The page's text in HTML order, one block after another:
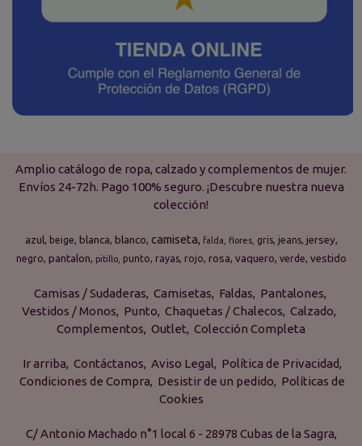
Amplio catálogo de ropa, calzado y complementos de mujer.
Envíos 24-72h. Pago 100% seguro. ¡Descubre nuestra nueva
colección!
azul beige blanca blanco camiseta falda flores gris jeans jersey
negro pantalon pitillo punto rayas rojo rosa vaquero verde vestido
Camisas / Sudaderas Camisetas Faldas
Pantalones
Vestidos / Monos
Punto Chaquetas / Chalecos Calzado
Complementos Outlet Colección Completa
Ir arriba Contáctanos Aviso Legal
Política de Privacidad
Condiciones de Compra
Desistir de un pedido
Políticas de
Cookies
C/ Antonio Machado n°1 local 6 - 28978 Cubas de la Sagra,